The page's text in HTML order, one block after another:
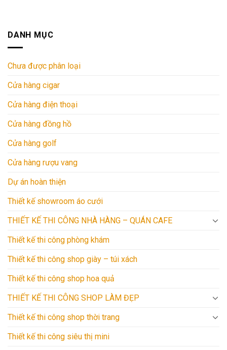
DANH MỤC
Chưa được phân loại
Cửa hàng cigar
Cửa hàng điện thoại
Cửa hàng đồng hồ
Cửa hàng golf
Cửa hàng rượu vang
Dự án hoàn thiện
Thiết kế showroom áo cưới
THIẾT KẾ THI CÔNG NHÀ HÀNG – QUÁN CAFE
Thiết kế thi công phòng khám
Thiết kế thi công shop giày – túi xách
Thiết kế thi công shop hoa quả
THIẾT KẾ THI CÔNG SHOP LÀM ĐẸP
Thiết kế thi công shop thời trang
Thiết kế thi công siêu thị mini